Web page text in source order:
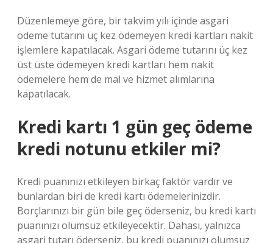
Düzenlemeye göre, bir takvim yılı içinde asgari
ödeme tutarını üç kez ödemeyen kredi kartları nakit
işlemlere kapatılacak. Asgari ödeme tutarını üç kez
üst üste ödemeyen kredi kartları hem nakit
ödemelere hem de mal ve hizmet alımlarına
kapatılacak.
Kredi kartı 1 gün geç ödeme
kredi notunu etkiler mi?
Kredi puanınızı etkileyen birkaç faktör vardır ve
bunlardan biri de kredi kartı ödemelerinizdir.
Borçlarınızı bir gün bile geç öderseniz, bu kredi kartı
puanınızı olumsuz etkileyecektir. Dahası, yalnızca
asgari tutarı öderseniz, bu kredi puanınızı olumsuz